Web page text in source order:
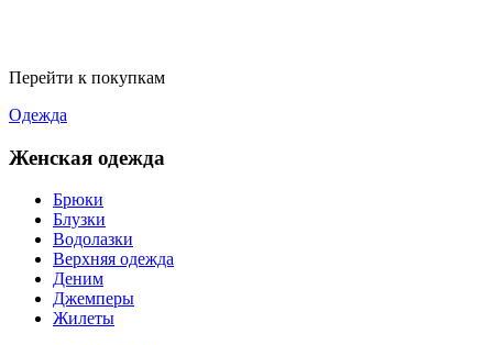
Перейти к покупкам
Одежда
Женская одежда
Брюки
Блузки
Водолазки
Верхняя одежда
Деним
Джемперы
Жилеты